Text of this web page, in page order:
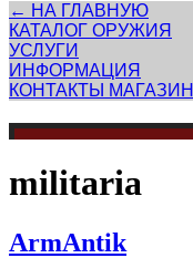
← НА ГЛАВНУЮ
КАТАЛОГ ОРУЖИЯ
УСЛУГИ
ИНФОРМАЦИЯ
КОНТАКТЫ
militaria
ArmAntik